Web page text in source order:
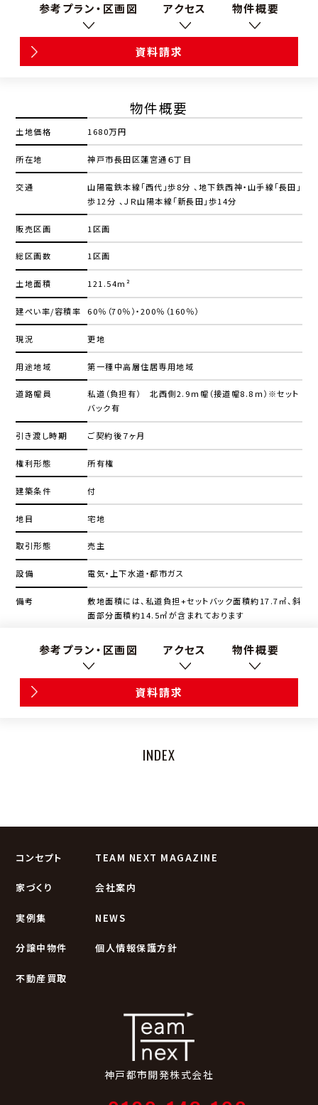
参考プラン・区画図 アクセス 物件概要
資料請求
物件概要
土地価格 1680万円
所在地 神戸市長田区蓮宮通６丁目
交通
山陽電鉄本線「西代」歩8分 、地下鉄西神・山手線「長田」
歩12分 、ＪＲ山陽本線「新長田」歩14分
販売区画 1区画
総区画数 1区画
土地面積 121.54m²
建ぺい率/容積率 60％（70％）・200％（160％）
現況 更地
用途地域 第一種中高層住居専用地域
道路幅員
私道（負担有） 北西側2.9ｍ幅（接道幅8.8ｍ）※セット
バック有
引き渡し時期 ご契約後７ヶ月
権利形態 所有権
建築条件 付
地目 宅地
取引形態 売主
設備 電気・上下水道・都市ガス
備考
敷地面積には、私道負担+セットバック面積約17.7㎡、斜
面部分面積約14.5㎡が含まれております
参考プラン・区画図 アクセス 物件概要
資料請求
INDEX
コンセプト
家づくり
実例集
分譲中物件
不動産買取
TEAM NEXT MAGAZINE
会社案内
NEWS
個人情報保護方針
神戸都市開発株式会社